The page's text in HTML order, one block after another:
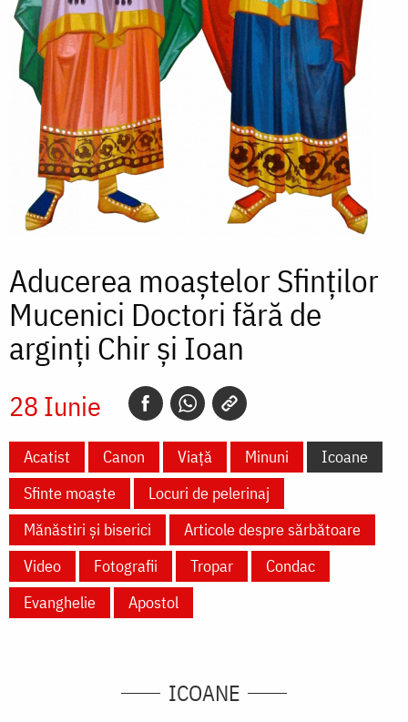
Aducerea moaștelor Sfinților
Mucenici Doctori fără de
arginți Chir și Ioan
28 Iunie
Acatist Canon Viață Minuni
Icoane
Sfinte moaște
Locuri de pelerinaj
Mănăstiri și biserici
Articole despre sărbătoare
Video
Fotografii Tropar
Condac
Evanghelie
Apostol
ICOANE